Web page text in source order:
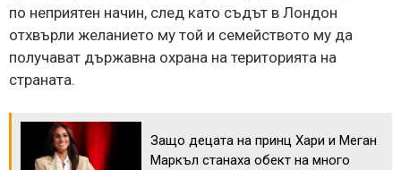
по неприятен начин, след като съдът в Лондон
отхвърли желанието му той и семейството му да
получават държавна охрана на територията на
страната.
Защо децата на принц Хари и Меган
Маркъл станаха обект на много